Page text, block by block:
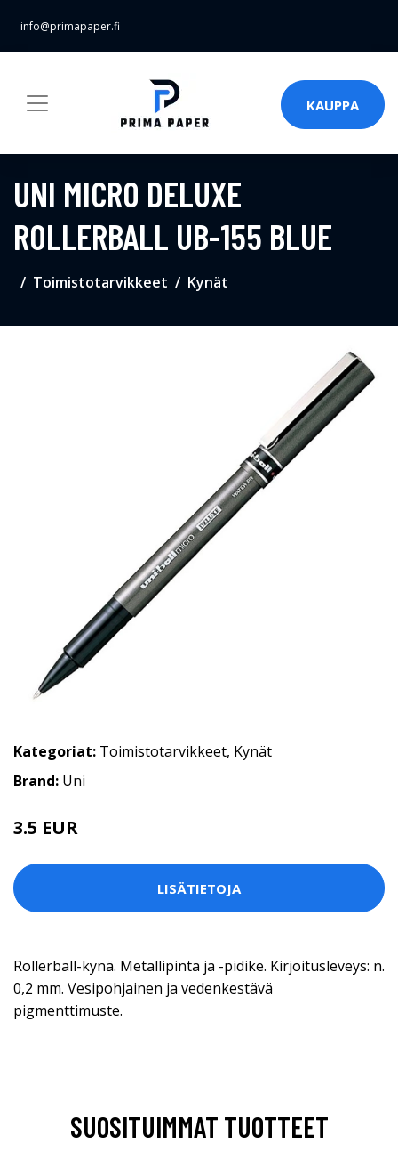
info@primapaper.fi
KAUPPA
UNI MICRO DELUXE
ROLLERBALL UB-155 BLUE
Toimistotarvikkeet Kynät
Kategoriat: Toimistotarvikkeet, Kynät
Brand: Uni
3.5 EUR
LISÄTIETOJA
Rollerball-kynä. Metallipinta ja -pidike. Kirjoitusleveys: n.
0,2 mm. Vesipohjainen ja vedenkestävä
pigmenttimuste.
SUOSITUIMMAT TUOTTEET